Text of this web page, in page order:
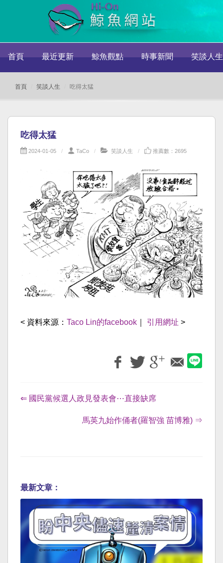
首頁 最近更新 鯨魚觀點 時事新聞 笑談人生
首頁 笑談人生 吃得太猛
吃得太猛
2024-01-05 TaCo 笑談人生 推薦數：2695
< 資料來源： Taco Lin的facebook 引用網址 >
⇐ 國民黨候選人政見發表會⋯直接缺席
馬英九始作俑者(羅智強 苗博雅) ⇒
最新文章：